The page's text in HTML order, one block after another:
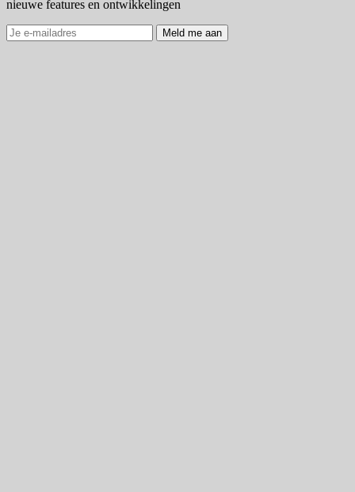
nieuwe features en ontwikkelingen
Meld me aan